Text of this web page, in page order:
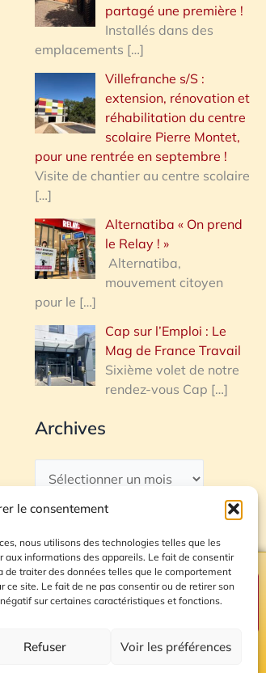
le consentement
nous utilisons des technologies telles que les
aux informations des appareils. Le fait de consentir
de traiter des données telles que le comportement
ce site. Le fait de ne pas consentir ou de retirer son
sur certaines caractéristiques et fonctions.
Refuser Voir les préférences
partagé une première !
Installés dans des
emplacements […]
Villefranche s/S :
extension, rénovation et
réhabilitation du centre
scolaire Pierre Montet,
pour une rentrée en septembre !
Visite de chantier au centre scolaire
[…]
Alternatiba « On prend
le Relay ! »
Alternatiba,
mouvement citoyen
pour le […]
Cap sur l’Emploi : Le
Mag de France Travail
Sixième volet de notre
rendez-vous Cap […]
Archives